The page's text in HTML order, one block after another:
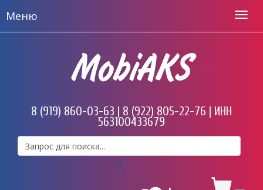
Меню
MobiAKS
8 (919) 860-03-63 | 8 (922) 805-22-76 | ИНН
563100433679